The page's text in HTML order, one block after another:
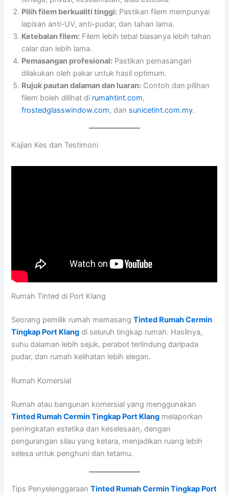
Pilih filem berkualiti tinggi: Pastikan filem mempunyai
lapisan anti-UV, anti-pudar, dan tahan lama.
Ketebalan filem: Filem lebih tebal biasanya lebih tahan
calar dan lebih lama.
Pemasangan profesional: Pastikan pemasangan
dilakukan oleh pakar untuk hasil optimum.
Rujuk pautan dalaman dan luaran: Contoh dan pilihan
filem boleh dilihat di rumahtint.com,
frostedglasswindow.com, dan sunicetint.com.my.
Kajian Kes dan Testimoni
Rumah Tinted di Port Klang
Seorang pemilik rumah memasangTinted Rumah Cermin
Tingkap Port Klang di seluruh tingkap rumah. Hasilnya,
suhu dalaman lebih sejuk, perabot terlindung daripada
pudar, dan rumah kelihatan lebih elegan.
Rumah Komersial
Rumah atau bangunan komersial yang menggunakan
Tinted Rumah Cermin Tingkap Port Klang melaporkan
peningkatan estetika dan keselesaan, dengan
pengurangan silau yang ketara, menjadikan ruang lebih
selesa untuk penghuni dan tetamu.
Tips PenyelenggaraanTinted Rumah Cermin Tingkap Port